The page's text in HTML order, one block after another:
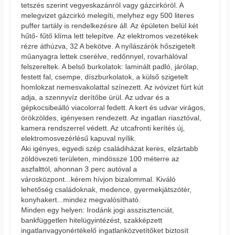
tetszés szerint vegyeskazánról vagy gázcirkóról. A
melegvizet gázcirkó melegíti, melyhez egy 500 literes
puffer tartály is rendelkezésre áll. Az épületen belül két
hűtő- fűtő klíma lett telepítve. Az elektromos vezetékek
rézre áthúzva, 32 A bekötve. A nyílászárók hőszigetelt
műanyagra lettek cserélve, redőnnyel, rovarhálóval
felszereltek. A belső burkolatok: laminált padló, járólap,
festett fal, csempe, díszburkolatok, a külső szigetelt
homlokzat nemesvakolattal színezett. Az ivóvizet fúrt kút
adja, a szennyvíz derítőbe ürül. Az udvar és a
gépkocsibeálló viacolorral fedett. A kert és udvar virágos,
örökzöldes, igényesen rendezett. Az ingatlan riasztóval,
kamera rendszerrel védett. Az utcafronti kerítés új,
elektromosvezérlésű kapuval nyílik.
Aki igényes, egyedi szép családiházat keres, elzártabb
zöldövezeti területen, mindössze 100 méterre az
aszfalttól, ahonnan 3 perc autóval a
városközpont...kérem hívjon bizalommal. Kiváló
lehetőség családoknak, medence, gyermekjátszótér,
konyhakert...mindez megvalósítható.
Minden egy helyen: Irodánk jogi asszisztenciát,
bankfüggetlen hitelügyintézést, szakképzett
ingatlanvagyonértékelő ingatlanközvetítőket biztosít